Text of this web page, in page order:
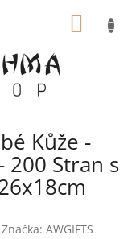
Kůže -
200 Stran s
Značka: AWGIFTS